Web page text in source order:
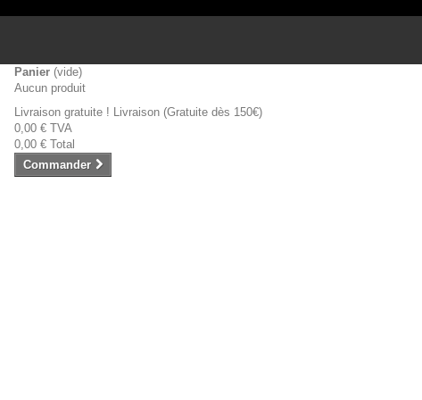
Panier (vide)
Aucun produit
Livraison gratuite ! Livraison (Gratuite dès 150€)
0,00 € TVA
0,00 € Total
Commander